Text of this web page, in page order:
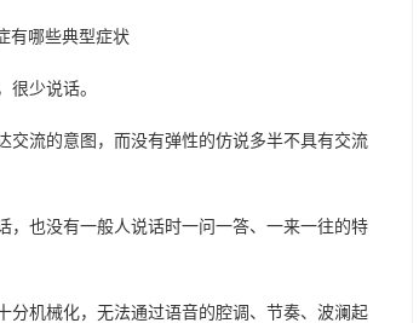
很少说话。
交流的意图，而没有弹性的仿说多半不具有交流
，也没有一般人说话时一问一答、一来一往的特
分机械化，无法通过语音的腔调、节奏、波澜起